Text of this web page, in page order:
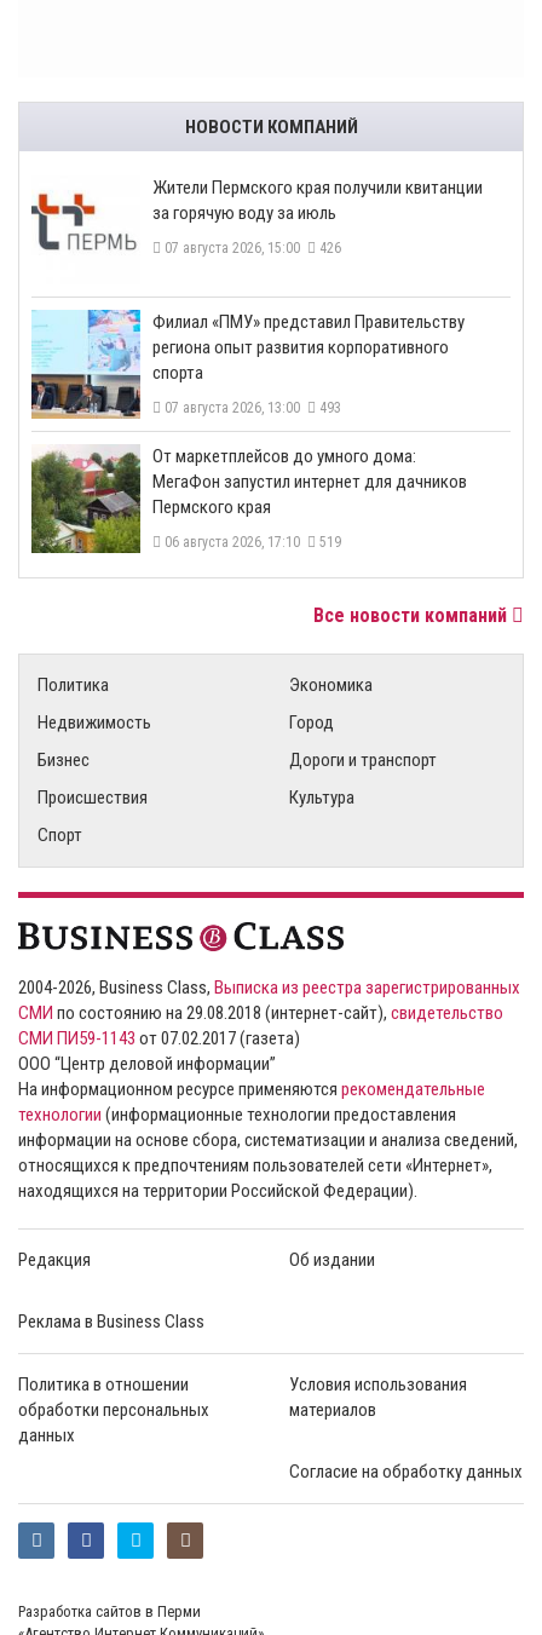
НОВОСТИ КОМПАНИЙ
​Жители Пермского края получили квитанции
за горячую воду за июль
07 августа 2026, 15:00 426
​Филиал «ПМУ» представил Правительству
региона опыт развития корпоративного
спорта
07 августа 2026, 13:00 493
От маркетплейсов до умного дома:
МегаФон запустил интернет для дачников
Пермского края
06 августа 2026, 17:10 519
Все новости компаний
Политика
Экономика
Недвижимость
Город
Бизнес
Дороги и транспорт
Происшествия
Культура
Спорт
2004-2026, Business Class, Выписка из реестра зарегистрированных
СМИ по состоянию на 29.08.2018 (интернет-сайт), свидетельство
СМИ ПИ59-1143 от 07.02.2017 (газета)
ООО “Центр деловой информации”
На информационном ресурсе применяются рекомендательные
технологии (информационные технологии предоставления
информации на основе сбора, систематизации и анализа сведений,
относящихся к предпочтениям пользователей сети «Интернет»,
находящихся на территории Российской Федерации).
Редакция Об издании
Реклама в Business Class
Политика в отношении
обработки персональных
данных
Условия использования
материалов
Согласие на обработку данных
Разработка сайтов в Перми